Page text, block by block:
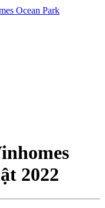
Ocean Park
2022